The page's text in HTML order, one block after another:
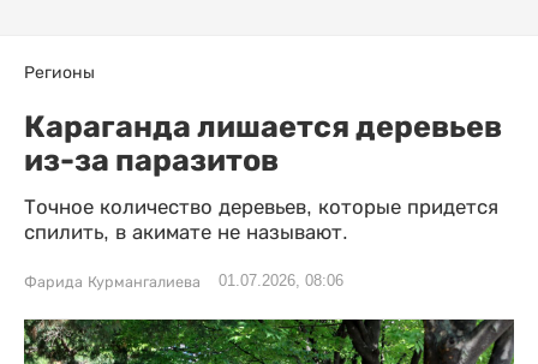
Регионы
Караганда лишается деревьев
из-за паразитов
Точное количество деревьев, которые придется
спилить, в акимате не называют.
Фарида Курмангалиева 01.07.2026, 08:06